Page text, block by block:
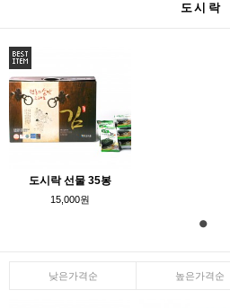
도시락
도시락 선물 35봉
15,000원
낮은가격순 높은가격순